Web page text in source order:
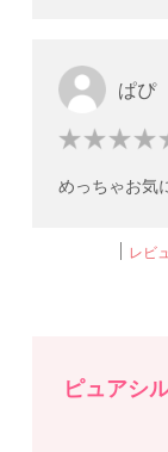
ぱぴ
めっちゃお気
レビ
ピュアシ